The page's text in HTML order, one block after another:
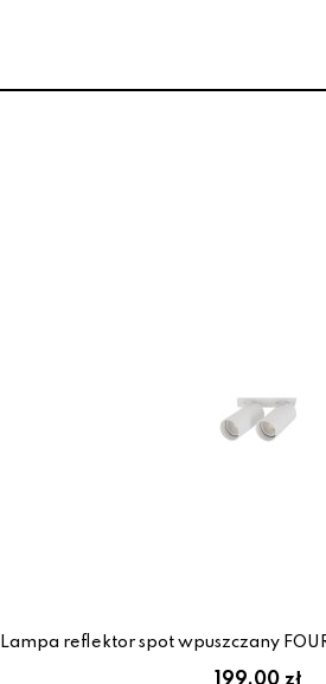
Lampa reflektor spot wpuszczany